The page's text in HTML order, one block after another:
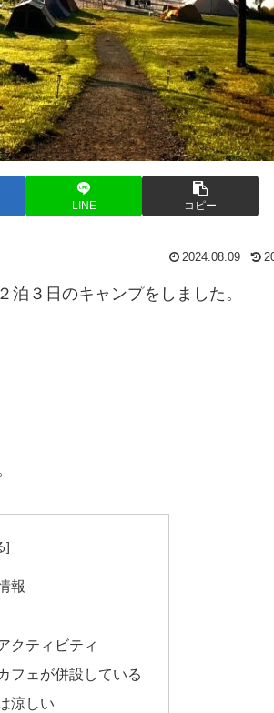
LINE コピー
2024.08.09
３日のキャンプをしました。
報
クティビティ
フェが併設している
涼しい